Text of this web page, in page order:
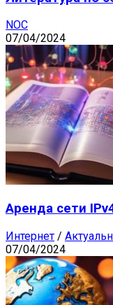
NOC
07/04/2024
Аренда сети
Интернет /
07/04/2024